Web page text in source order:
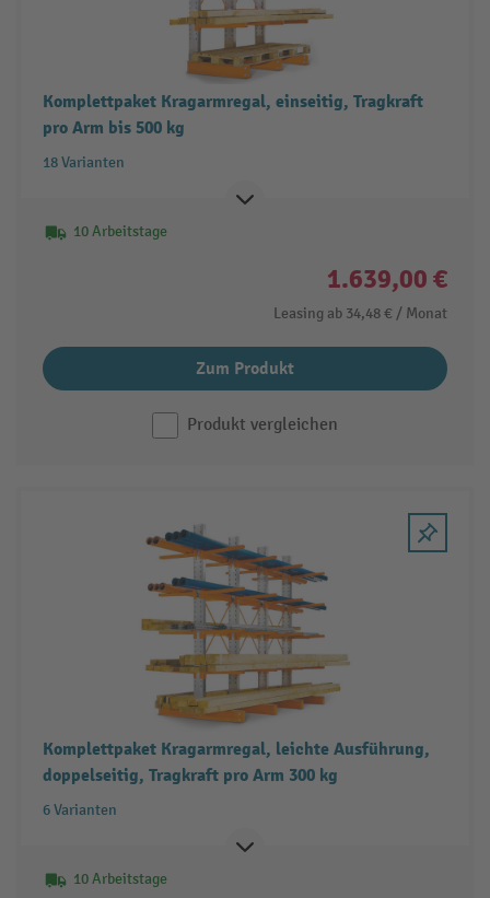
Komplettpaket Kragarmregal, einseitig, Tragkraft
pro Arm bis 500 kg
18 Varianten
10 Arbeitstage
1.639,00 €
Leasing ab 34,48 € / Monat
Zum Produkt
Produkt vergleichen
Komplettpaket Kragarmregal, leichte Ausführung,
doppelseitig, Tragkraft pro Arm 300 kg
6 Varianten
10 Arbeitstage